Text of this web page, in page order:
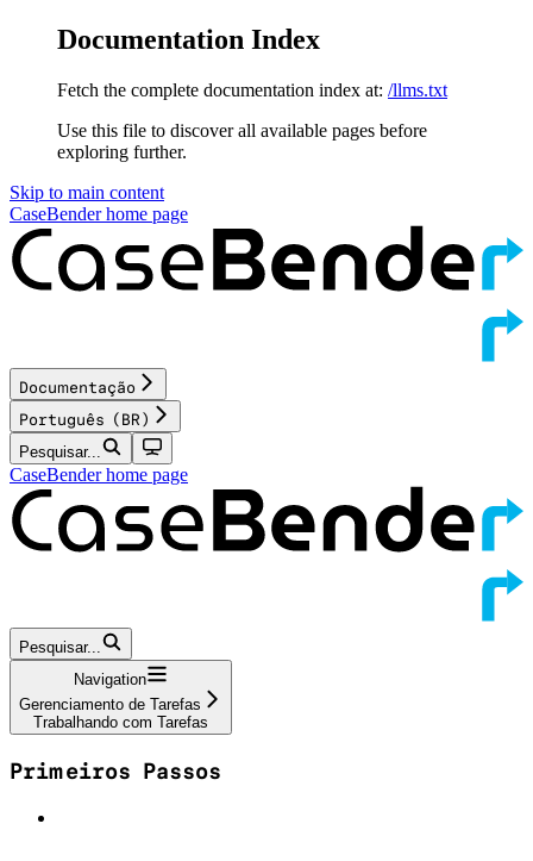
Documentation Index
Fetch the complete documentation index at: /llms.txt
Use this file to discover all available pages before
exploring further.
Skip to main content
CaseBenderhome page
Documentação
Português (BR)
Pesquisar...
CaseBenderhome page
Pesquisar...
Navigation
Gerenciamento de Tarefas
Trabalhando com Tarefas
Primeiros Passos